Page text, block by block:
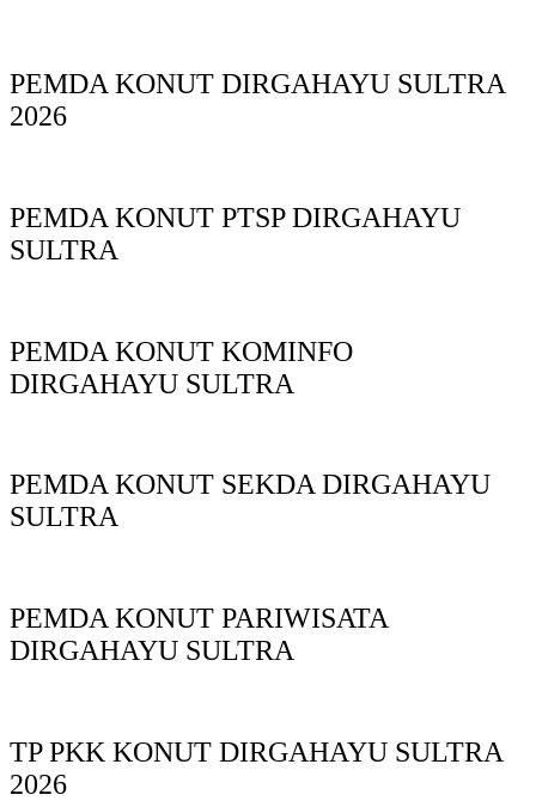
PEMDA KONUT DIRGAHAYU SULTRA
2026
PEMDA KONUT PTSP DIRGAHAYU
SULTRA
PEMDA KONUT KOMINFO
DIRGAHAYU SULTRA
PEMDA KONUT SEKDA DIRGAHAYU
SULTRA
PEMDA KONUT PARIWISATA
DIRGAHAYU SULTRA
TP PKK KONUT DIRGAHAYU SULTRA
2026